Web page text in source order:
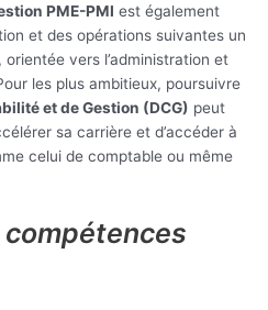
PME-PMI est également
et des opérations suivantes un
vers l’administration et
les plus ambitieux, poursuivre
et de Gestion (DCG) peut
sa carrière et d’accéder à
celui de comptable ou même